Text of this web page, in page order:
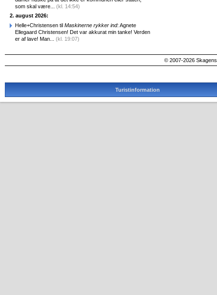
som skal være... (kl. 14:54)
2. august 2026:
Helle+Christensen til Maskinerne rykker ind: Agnete
Ellegaard Christensen! Det var akkurat min tanke! Verden
er af lave! Man... (kl. 19:07)
© 2007-2026
Turistinformation